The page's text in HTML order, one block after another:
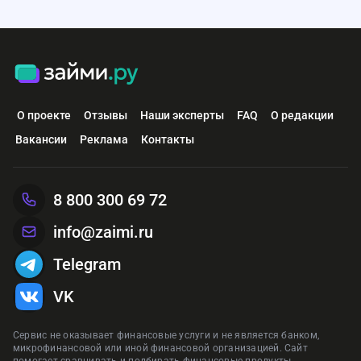
О проекте Отзывы Наши эксперты FAQ
О редакции
Вакансии
Реклама Контакты
Сервис не оказывает финансовые услуги и не является банком,
микрофинансовой или иной финансовой организацией. Сайт
8 800 300 69 72
info@zaimi.ru
Telegram
VK